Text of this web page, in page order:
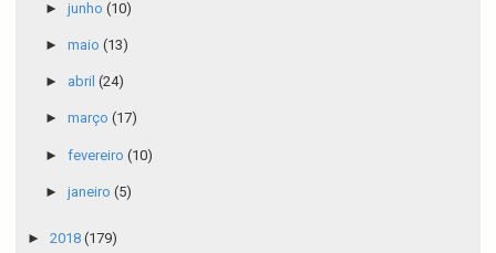
► junho (10)
► maio (13)
► abril (24)
► março (17)
► fevereiro (10)
► janeiro (5)
► 2018 (179)